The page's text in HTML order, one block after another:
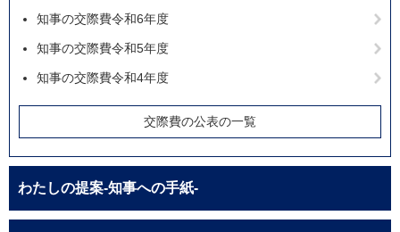
知事の交際費令和6年度
知事の交際費令和5年度
知事の交際費令和4年度
交際費の公表の一覧
わたしの提案-知事への手紙-